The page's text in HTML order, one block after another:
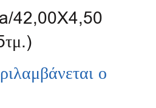
42,00X4,50
ο